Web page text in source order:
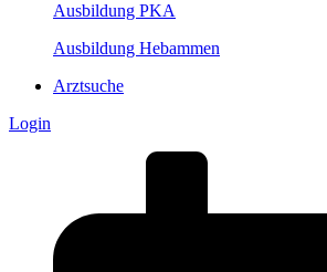
Ausbildung PKA
Ausbildung Hebammen
Arztsuche
Login